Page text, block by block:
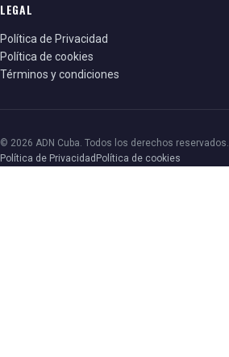
LEGAL
Política de Privacidad
Política de cookies
Términos y condiciones
© 2026 ADN Cuba. Todos los derechos reservados.
Política de Privacidad Política de cookies